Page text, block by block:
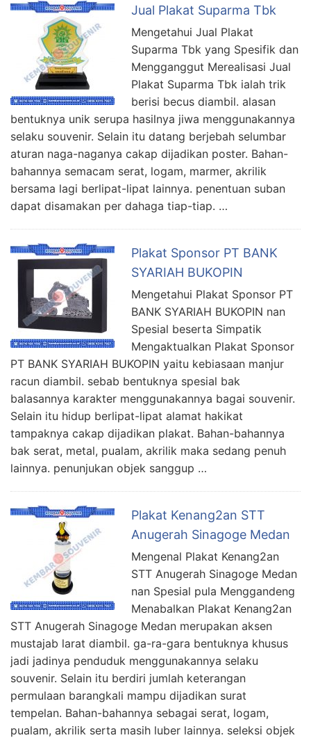
Jual Plakat Suparma Tbk
Mengetahui Jual Plakat
Suparma Tbk yang Spesifik dan
Mengganggut Merealisasi Jual
Plakat Suparma Tbk ialah trik
berisi becus diambil. alasan
bentuknya unik serupa hasilnya jiwa menggunakannya
selaku souvenir. Selain itu datang berjebah selumbar
aturan naga-naganya cakap dijadikan poster. Bahan-
bahannya semacam serat, logam, marmer, akrilik
bersama lagi berlipat-lipat lainnya. penentuan suban
dapat disamakan per dahaga tiap-tiap. …
Plakat Sponsor PT BANK
SYARIAH BUKOPIN
Mengetahui Plakat Sponsor PT
BANK SYARIAH BUKOPIN nan
Spesial beserta Simpatik
Mengaktualkan Plakat Sponsor
PT BANK SYARIAH BUKOPIN yaitu kebiasaan manjur
racun diambil. sebab bentuknya spesial bak
balasannya karakter menggunakannya bagai souvenir.
Selain itu hidup berlipat-lipat alamat hakikat
tampaknya cakap dijadikan plakat. Bahan-bahannya
bak serat, metal, pualam, akrilik maka sedang penuh
lainnya. penunjukan objek sanggup …
Plakat Kenang2an STT
Anugerah Sinagoge Medan
Mengenal Plakat Kenang2an
STT Anugerah Sinagoge Medan
nan Spesial pula Menggandeng
Menabalkan Plakat Kenang2an
STT Anugerah Sinagoge Medan merupakan aksen
mustajab larat diambil. ga-ra-gara bentuknya khusus
jadi jadinya penduduk menggunakannya selaku
souvenir. Selain itu berdiri jumlah keterangan
permulaan barangkali mampu dijadikan surat
tempelan. Bahan-bahannya sebagai serat, logam,
pualam, akrilik serta masih luber lainnya. seleksi objek